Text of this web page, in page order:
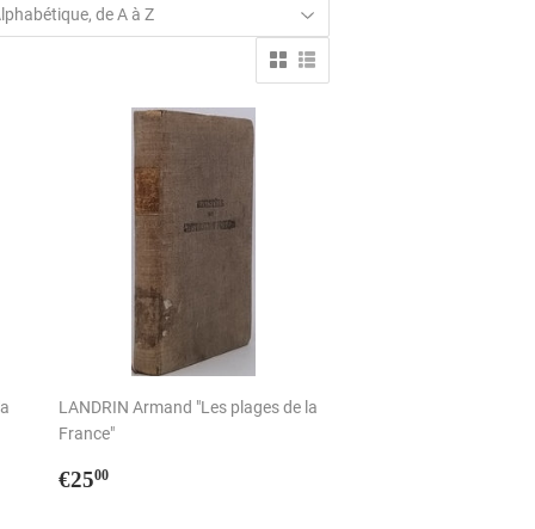
LANDRIN Armand "Les plages de la
France"
Prix
€2500€25,00